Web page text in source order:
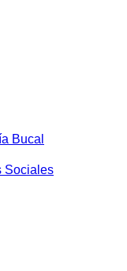
Bucal
Sociales